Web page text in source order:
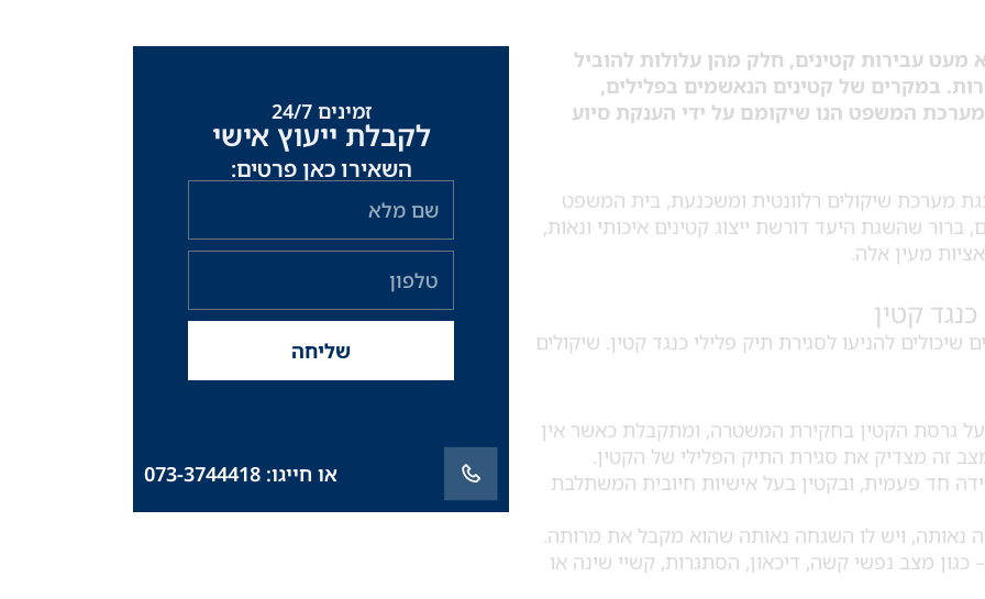
עבירות קטינים, חלק מהן עלולות להוביל
במקרים של קטינים הנאשמים בפלילים,
המשפט הנו שיקומם על ידי הענקת סיוע
מערכת שיקולים רלוונטית ומשכנעת, בית המשפט
שהשגת היעד דורשת ייצוג קטינים איכותי ונאות,
מעין אלה.
קטין
להניעו לסגירת תיק פלילי כנגד קטין. שיקולים
גרסת הקטין בחקירת המשטרה, ומתקבלת כאשר אין
זה מצדיק את סגירת התיק הפלילי של הקטין.
חד פעמית, ובקטין בעל אישיות חיובית המשתלבת
נאותה, ויש לו השגחה נאותה שהוא מקבל את מרותה.
כגון מצב נפשי קשה, דיכאון, הסתגרות, קשיי שינה או
זמינים 24/7
לקבלת ייעוץ אישי
השאירו כאן פרטים:
מלא
שליחה
או חייגו: 073-3744418